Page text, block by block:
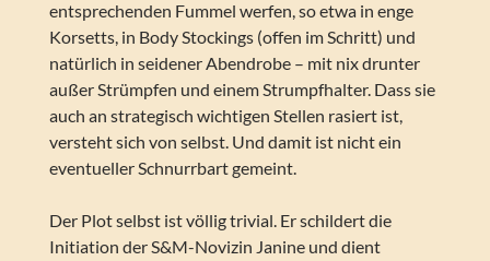
entsprechenden Fummel werfen, so etwa in enge
Korsetts, in Body Stockings (offen im Schritt) und
natürlich in seidener Abendrobe – mit nix drunter
außer Strümpfen und einem Strumpfhalter. Dass sie
auch an strategisch wichtigen Stellen rasiert ist,
versteht sich von selbst. Und damit ist nicht ein
eventueller Schnurrbart gemeint.
Der Plot selbst ist völlig trivial. Er schildert die
Initiation der S&M-Novizin Janine und dient